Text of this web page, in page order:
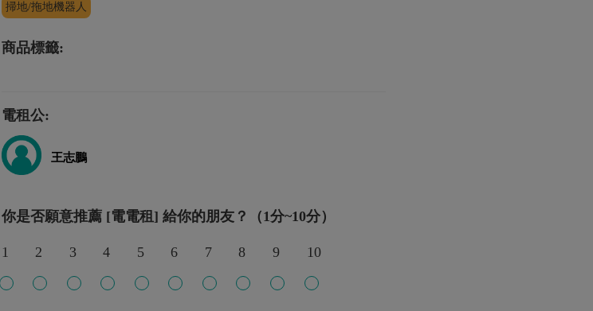
掃地/拖地機器人
商品標籤:
電租公:
王志鵬
你是否願意推薦 [電電租] 給你的朋友？（1分~10分）
1 2 3 4 5 6 7 8 9 10